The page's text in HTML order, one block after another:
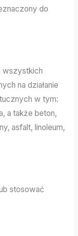
do
wszystkich
na działanie
w tym:
a także beton,
asfalt, linoleum,
stosować